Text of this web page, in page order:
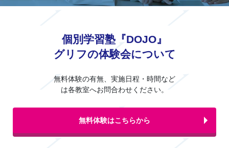
個別学習塾『DOJO』
グリフの体験会について
無料体験の有無、実施日程・時間など
は各教室へお問合わせください。
無料体験はこちらから